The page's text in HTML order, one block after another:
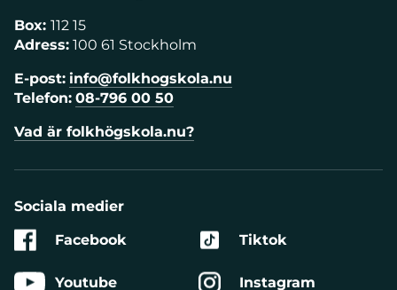
Box: 112 15
Adress: 100 61 Stockholm
E-post: info@folkhogskola.nu
Telefon: 08-796 00 50
Vad är folkhögskola.nu?
Sociala medier
Facebook
Youtube
Tiktok
Instagram